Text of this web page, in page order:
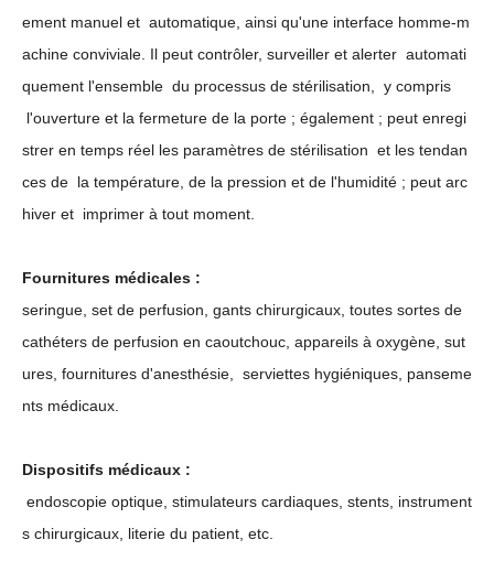
ement manuel et automatique, ainsi qu'une interface homme-m
achine conviviale. Il peut contrôler, surveiller et alerter automati
quement l'ensemble du processus de stérilisation, y compris
l'ouverture et la fermeture de la porte ; également ; peut enregi
strer en temps réel les paramètres de stérilisation et les tendan
ces de la température, de la pression et de l'humidité ; peut arc
hiver et imprimer à tout moment.
Fournitures médicales :
seringue, set de perfusion, gants chirurgicaux, toutes sortes de
cathéters de perfusion en caoutchouc, appareils à oxygène, sut
ures, fournitures d'anesthésie, serviettes hygiéniques, panseme
nts médicaux.
Dispositifs médicaux :
endoscopie optique, stimulateurs cardiaques, stents, instrument
s chirurgicaux, literie du patient, etc.